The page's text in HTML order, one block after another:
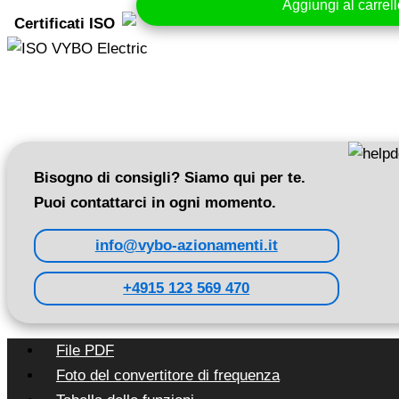
400V
(V810-
4T0022)
Aggiungi al
Certificati ISO
Bisogno di consigli? Siamo qui per te.
Puoi contattarci in ogni momento.
info@vybo-azionamenti.it
+4915 123 569 470
File PDF
Foto del convertitore di frequenza